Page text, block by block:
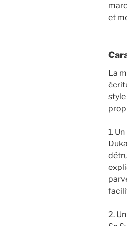
et
La
style
1.
2.